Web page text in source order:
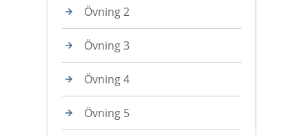
Övning 2
Övning 3
Övning 4
Övning 5